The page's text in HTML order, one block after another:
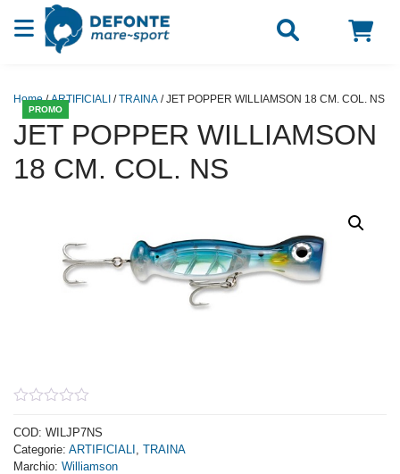
Vai al contenuto
PROMO
Home/ARTIFICIALI /TRAINA / JET POPPER WILLIAMSON 18 CM. COL. NS
JET POPPER WILLIAMSON
18 CM. COL. NS
out
of
5
COD: WILJP7NS
Categorie: ARTIFICIALI TRAINA
Marchio: Williamson